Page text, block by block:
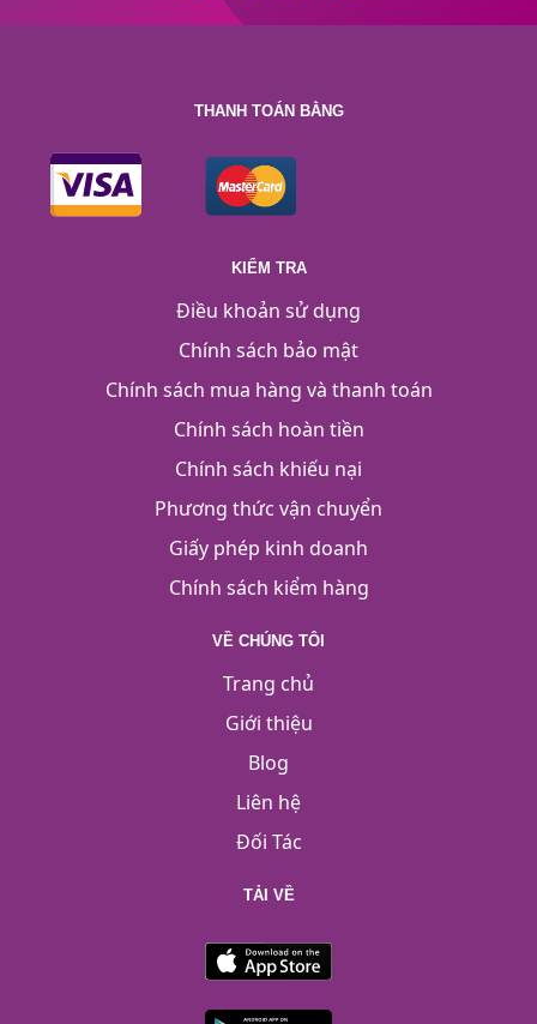
THANH TOÁN BẰNG
KIỂM TRA
Điều khoản sử dụng
Chính sách bảo mật
Chính sách mua hàng và thanh toán
Chính sách hoàn tiền
Chính sách khiếu nại
Phương thức vận chuyển
Giấy phép kinh doanh
Chính sách kiểm hàng
VỀ CHÚNG TÔI
Trang chủ
Giới thiệu
Blog
Liên hệ
Đối Tác
TẢI VỀ